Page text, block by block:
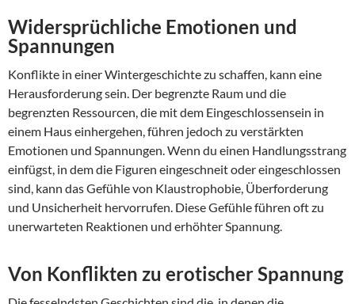
Widersprüchliche Emotionen und
Spannungen
Konflikte in einer Wintergeschichte zu schaffen, kann eine
Herausforderung sein. Der begrenzte Raum und die
begrenzten Ressourcen, die mit dem Eingeschlossensein in
einem Haus einhergehen, führen jedoch zu verstärkten
Emotionen und Spannungen. Wenn du einen Handlungsstrang
einfügst, in dem die Figuren eingeschneit oder eingeschlossen
sind, kann das Gefühle von Klaustrophobie, Überforderung
und Unsicherheit hervorrufen. Diese Gefühle führen oft zu
unerwarteten Reaktionen und erhöhter Spannung.
Von Konflikten zu erotischer Spannung